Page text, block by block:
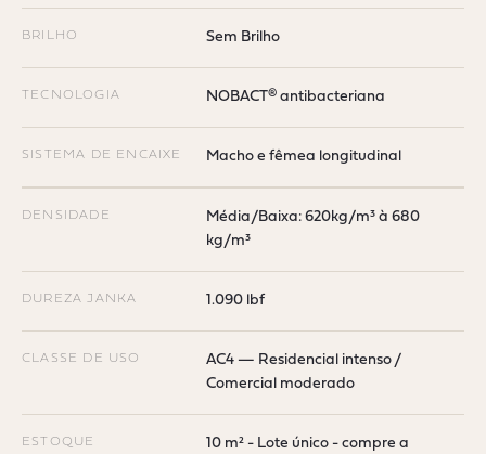
BRILHO Sem Brilho
TECNOLOGIA NOBACT® antibacteriana
SISTEMA DE ENCAIXE Macho e fêmea longitudinal
DENSIDADE
Média/Baixa: 620kg/m³ à 680
kg/m³
DUREZA JANKA 1.090 lbf
CLASSE DE USO
AC4 — Residencial intenso /
Comercial moderado
ESTOQUE
10 m² - Lote único - compre a